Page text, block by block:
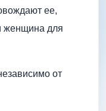
ее,
женщина для
от